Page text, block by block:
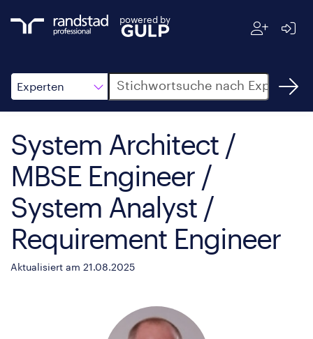
powered by
Experten
Suche
System Architect /
MBSE Engineer /
System Analyst /
Requirement Engineer
Aktualisiert am 21.08.2025